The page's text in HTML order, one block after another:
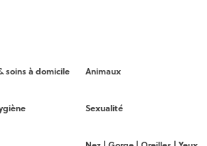
soins à domicile Animaux
Sexualité